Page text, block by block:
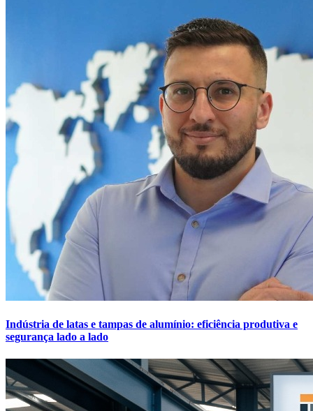
Indústria de latas e tampas de alumínio: eficiência produtiva e
segurança lado a lado